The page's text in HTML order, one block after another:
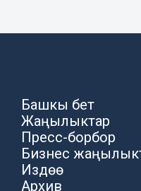
Башкы бет
Жаңылыктар
Пресс-борбор
Бизнес
Издөө
Архив